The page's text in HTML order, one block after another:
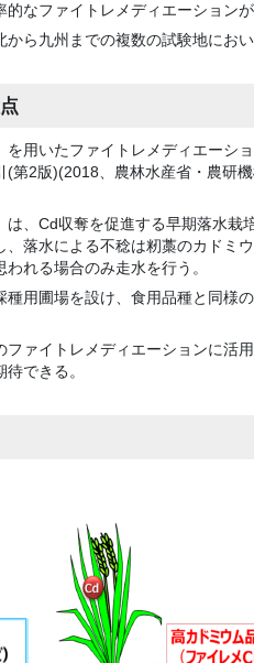
なファイトレメディエーションが
から九州までの複数の試験地にお
を用いたファイトレメディエーシ
(第2版)(2018、農林水産省・農研
は、Cd収奪を促進する早期落水
、落水による不稔は籾藁のカドミ
れる場合のみ走水を行う。
種用圃場を設け、食用品種と同様
ファイトレメディエーションに活
できる。